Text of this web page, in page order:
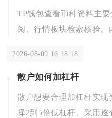
TP钱包查看币种资料主
阅、行情板块检索核验、
2026-08-09 16:18:18
散户如何加杠杆
散户想要合理加杠杆实
择2到5倍低杠杆、采用